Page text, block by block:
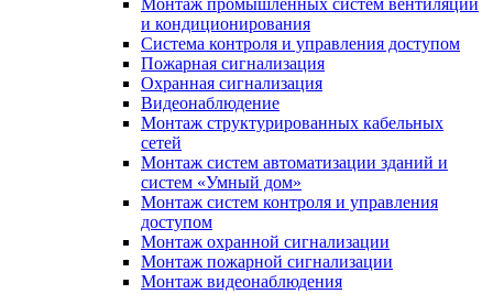
Монтаж промышленных систем вентиляции
и кондиционирования
Система контроля и управления доступом
Пожарная сигнализация
Охранная сигнализация
Видеонаблюдение
Монтаж структурированных кабельных
сетей
Монтаж систем автоматизации зданий и
систем «Умный дом»
Монтаж систем контроля и управления
доступом
Монтаж охранной сигнализации
Монтаж пожарной сигнализации
Монтаж видеонаблюдения